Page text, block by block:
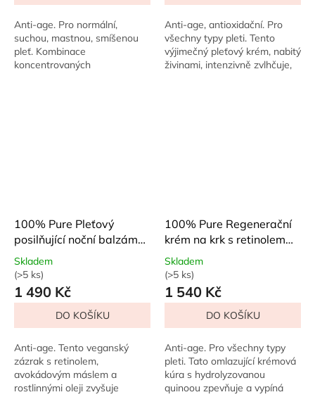
5,0
z
5
hvězdiček.
Anti-age. Pro normální,
suchou, mastnou, smíšenou
pleť. Kombinace
koncentrovaných
4,0
z
5
hvězdiček.
Anti-age, antioxidační. Pro
všechny typy pleti. Tento
výjimečný pleťový krém, nabitý
živinami, intenzivně zvlhčuje,
100% Pure Pleťový
posilňující noční balzám
Retinol 28 g
Průměrné
hodnocení
produktu
5,0
z
5
hvězdiček.
Skladem
(>5 ks)
1 490 Kč
DO KOŠÍKU
Anti-age. Tento veganský
zázrak s retinolem,
avokádovým máslem a
rostlinnými oleji zvyšuje
100% Pure Regenerační
krém na krk s retinolem
44 ml
Průměrné
hodnocení
produktu
5,0
z
5
hvězdiček.
Skladem
(>5 ks)
1 540 Kč
DO KOŠÍKU
Anti-age. Pro všechny typy
pleti. Tato omlazující krémová
kúra s hydrolyzovanou
quinoou zpevňuje a vypíná